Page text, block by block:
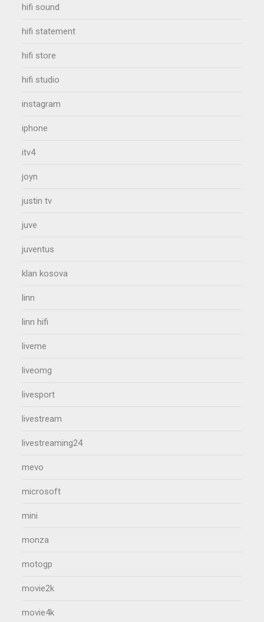
hifi sound
hifi statement
hifi store
hifi studio
instagram
iphone
itv4
joyn
justin tv
juve
juventus
klan kosova
linn
linn hifi
liveme
liveomg
livesport
livestream
livestreaming24
mevo
microsoft
mini
monza
motogp
movie2k
movie4k